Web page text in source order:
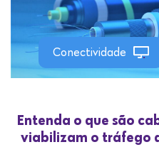
Conectividade
Entenda o que são
viabilizam o tráfego